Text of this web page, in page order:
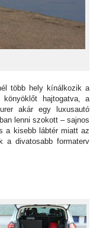
több hely kínálkozik a
hajtogatva, a
akár egy luxusautó
lenni szokott – sajnos
a kisebb lábtér miatt az
a divatosabb formaterv